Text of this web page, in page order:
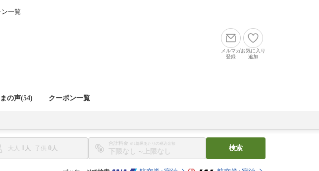
一覧
メルマガ
登録
お気に入り
追加
の声(54) クーポン一覧
大人 1 子供 0
合計料金 ※1部屋あたりの税込金額
〜
検索